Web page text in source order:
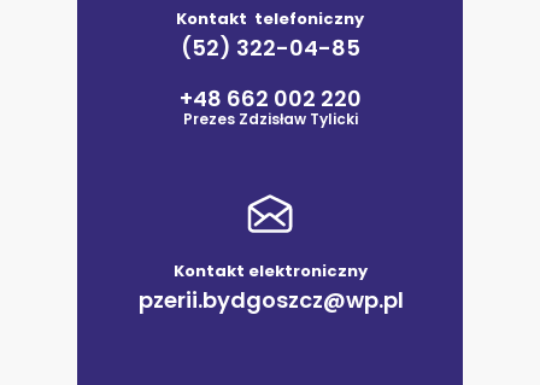
Kontakt elektroniczny
pzerii.bydgoszcz@wp.pl
Kontakt telefoniczny
(52) 322-04-85
+48 662 002 220
Prezes Zdzisław Tylicki